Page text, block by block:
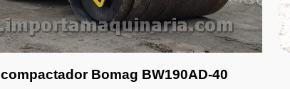
Bomag BW190AD-40